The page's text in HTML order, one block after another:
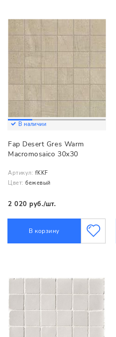
В наличии
Fap Desert Gres Warm
Macromosaico 30x30
Артикул: fKKF
Цвет: бежевый
2 020 руб./шт.
В корзину